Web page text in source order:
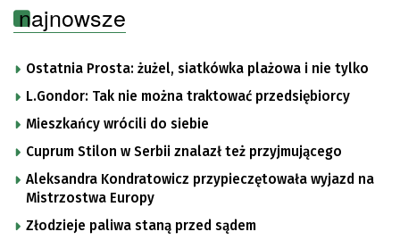
najnowsze
Ostatnia Prosta: żużel, siatkówka plażowa i nie tylko
L.Gondor: Tak nie można traktować przedsiębiorcy
Mieszkańcy wrócili do siebie
Cuprum Stilon w Serbii znalazł też przyjmującego
Aleksandra Kondratowicz przypieczętowała wyjazd na
Mistrzostwa Europy
Złodzieje paliwa staną przed sądem